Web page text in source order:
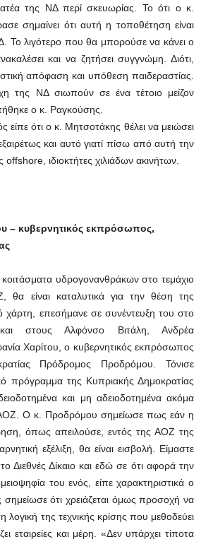
της ΝΔ περί σκευωρίας. Το ότι ο κ.
σημαίνει ότι αυτή η τοποθέτηση είναι
Το λιγότερο που θα μπορούσε να κάνει ο
και να ζητήσει συγγνώμη. Διότι,
απόφαση και υπόθεση παιδεραστίας.
της ΝΔ σιωπούν σε ένα τέτοιο μείζον
ο κ. Ραγκούσης.
ότι ο κ. Μητσοτάκης θέλει να μειώσει
και αυτό γιατί πίσω από αυτή την
ιδιοκτήτες χιλιάδων ακινήτων.
– κυβερνητικός εκπρόσωπος,
υδρογονανθράκων στο τεμάχιο
θα είναι καταλυτικά για την θέση της
χάρτη, επεσήμανε σε συνέντευξη του στο
στους Αλφόνσο Βιτάλη, Ανδρέα
Χαρίτου, ο κυβερνητικός εκπρόσωπος
Πρόδρομος Προδρόμου. Τόνισε
πρόγραμμα της Κυπριακής Δημοκρατίας
και μη αδειοδοτημένα ακόμα
ΑΟΖ. Ο κ. Προδρόμου σημείωσε πως εάν η
όπως απειλούσε, εντός της ΑΟΖ της
εξέλιξη, θα είναι εισβολή. Είμαστε
Διεθνές Δίκαιο και εδώ σε ότι αφορά την
του ενός, είπε χαρακτηριστικά ο
ότι χρειάζεται όμως προσοχή να
της τεχνικής κρίσης που μεθοδεύει
εταιρείες και μέρη. «Δεν υπάρχει τίποτα